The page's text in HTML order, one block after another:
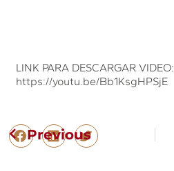
LINK PARA DESCARGAR VIDEO:
https://youtu.be/Bb1KsgHPSjE
Previous